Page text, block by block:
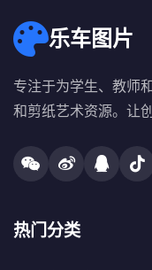
乐车图片
专注于为学生、教师
和剪纸艺术资源。让
热门分类